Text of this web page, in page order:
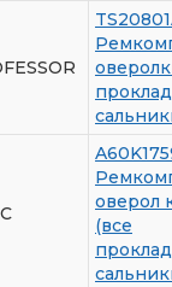
оверол
(все